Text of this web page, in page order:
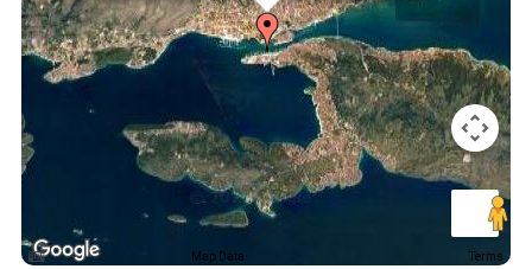
Map Data Terms